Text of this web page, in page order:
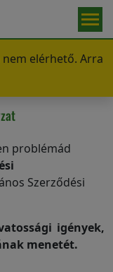
elérhető. Arra
problémád
Szerződési
igények,
menetét.